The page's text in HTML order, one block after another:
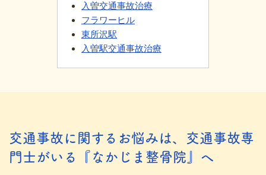
入曽交通事故治療
フラワーヒル
東所沢駅
入曽駅交通事故治療
交通事故に関するお悩みは、交通事故専
門士がいる『なかじま整骨院』へ